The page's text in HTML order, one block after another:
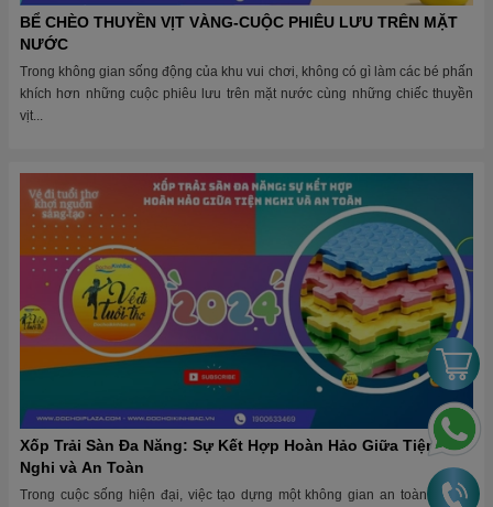
BỂ CHÈO THUYỀN VỊT VÀNG-CUỘC PHIÊU LƯU TRÊN MẶT
NƯỚC
Trong không gian sống động của khu vui chơi, không có gì làm các bé phấn
khích hơn những cuộc phiêu lưu trên mặt nước cùng những chiếc thuyền
vịt...
Xốp Trải Sàn Đa Năng: Sự Kết Hợp Hoàn Hảo Giữa Tiện
Nghi và An Toàn
Trong cuộc sống hiện đại, việc tạo dựng một không gian an toàn và tiện